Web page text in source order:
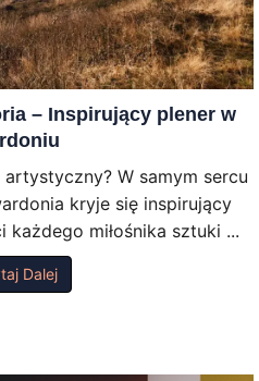
– Inspirujący plener w
W samym sercu
kryje się inspirujący
miłośnika sztuki ...
Dalej